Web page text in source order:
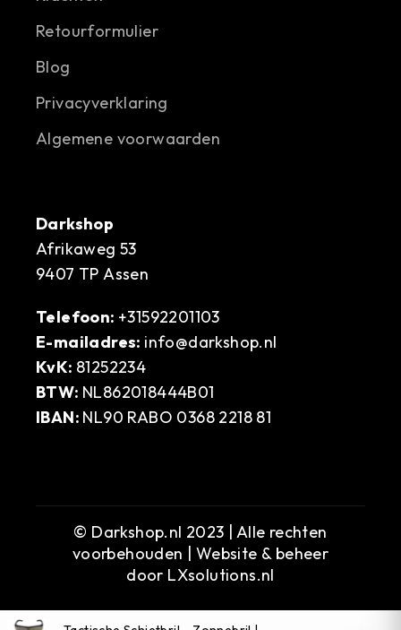
Retourformulier
Blog
Privacyverklaring
Algemene voorwaarden
Darkshop
Afrikaweg 53
9407 TP Assen
Telefoon: +31592201103
E-mailadres: info@darkshop.nl
KvK: 81252234
BTW: NL862018444B01
IBAN: NL90 RABO 0368 2218 81
© Darkshop.nl 2023 | Alle rechten
voorbehouden | Website & beheer
door LXsolutions.nl